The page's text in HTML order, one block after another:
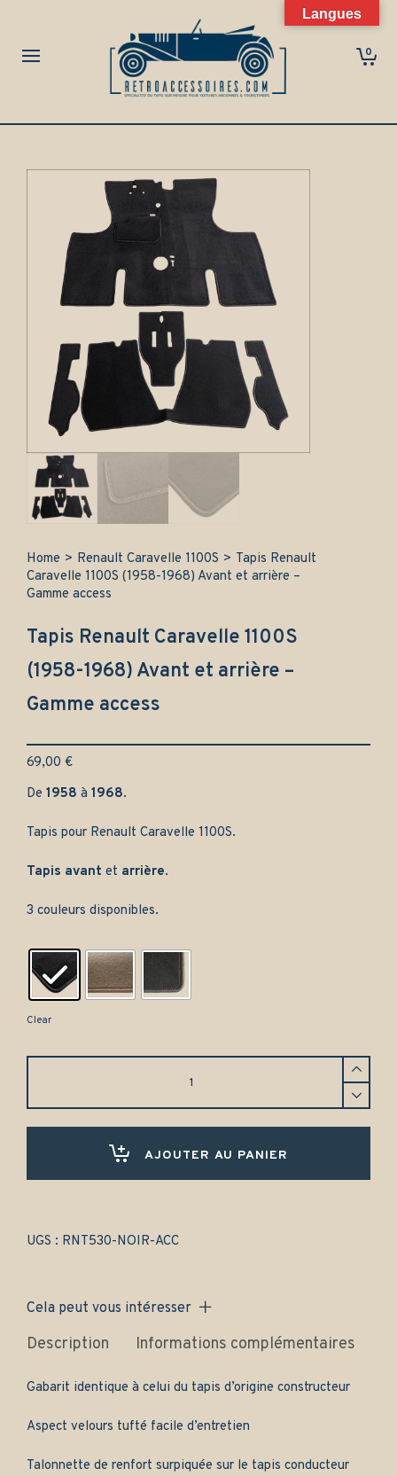
0
Home > Renault Caravelle 1100S > Tapis Renault
Caravelle 1100S (1958-1968) Avant et arrière –
Gamme access
Tapis Renault Caravelle 1100S
(1958-1968) Avant et arrière –
Gamme access
69,00 €
De 1958 à 1968.
Tapis pour Renault Caravelle 1100S.
Tapis avant et arrière.
3 couleurs disponibles.
Clear
Gamme
AJOUTER AU PANIER
UGS : RNT530-NOIR-ACC
Cela peut vous intéresser
Description Informations complémentaires
Gabarit identique à celui du tapis d’origine constructeur
Aspect velours tufté facile d’entretien
Talonnette de renfort surpiquée sur le tapis conducteur
Langues